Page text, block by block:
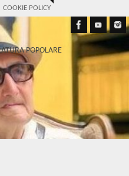
COOKIE POLICY
POPOLARE